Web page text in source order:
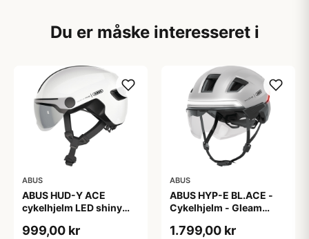
Du er måske interesseret i
ABUS
ABUS HUD-Y ACE
cykelhjelm LED shiny
999,00 kr
ABUS
ABUS HYP-E BL.ACE -
Cykelhjelm - Gleam
1.799,00 kr